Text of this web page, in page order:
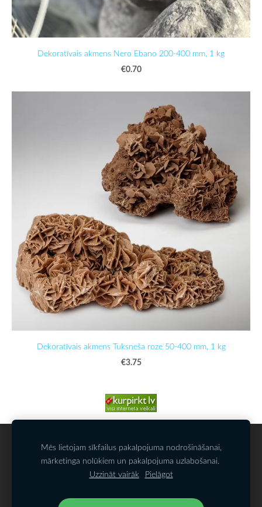
Dekoratīvais akmens Nero Ebano 200-400 mm, 1 kg
€0.70
Dekoratīvais akmens Tuksneša roze 50-400 mm, 1 kg
€3.75
SĪKDATNES
SIA KAMALATS
Mēs lietojam sīkfailus pakalpojuma nodrošināšanai,
mārketinga nolūkiem un pakalpojuma uzlabošanai.
Uzzināt vairāk
Pielāgot